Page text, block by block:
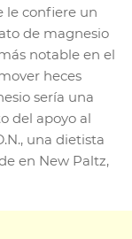
le confiere un
de magnesio
notable en el
heces
sería una
del apoyo al
una dietista
en New Paltz,